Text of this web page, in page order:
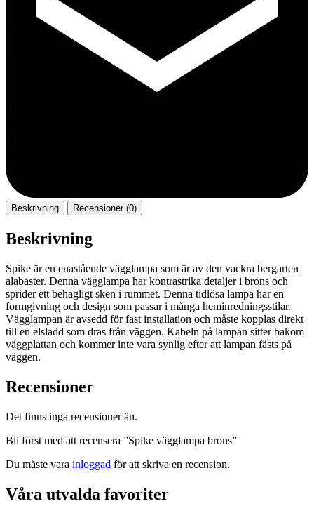
Beskrivning Recensioner (0)
Beskrivning
Spike är en enastående vägglampa som är av den vackra bergarten
alabaster. Denna vägglampa har kontrastrika detaljer i brons och
sprider ett behagligt sken i rummet. Denna tidlösa lampa har en
formgivning och design som passar i många heminredningsstilar.
Vägglampan är avsedd för fast installation och måste kopplas direkt
till en elsladd som dras från väggen. Kabeln på lampan sitter bakom
väggplattan och kommer inte vara synlig efter att lampan fästs på
väggen.
Recensioner
Det finns inga recensioner än.
Bli först med att recensera ”Spike vägglampa brons”
Du måste vara inloggad för att skriva en recension.
Våra utvalda favoriter